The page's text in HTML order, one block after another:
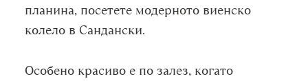
планина, посетете модерното виенско
колело в Сандански.
Особено красиво е по залез, когато